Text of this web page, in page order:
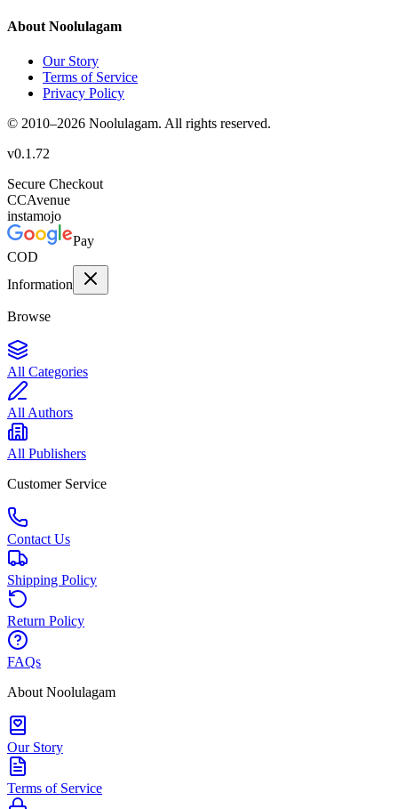
About Noolulagam
Our Story
Terms of Service
Privacy Policy
© 2010–2026 Noolulagam. All rights reserved.
v0.1.72
Secure Checkout
CCAvenue
instamojo
Pay
COD
Information
Browse
All Categories
All Authors
All Publishers
Customer Service
Contact Us
Shipping Policy
Return Policy
FAQs
About Noolulagam
Our Story
Terms of Service